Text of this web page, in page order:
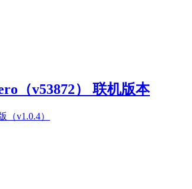
（v53872） 联机版本